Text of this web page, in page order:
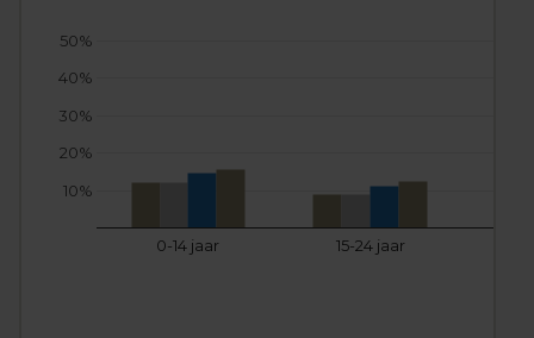
0-14 jaar 15-24 jaar
10%
20%
30%
40%
50%